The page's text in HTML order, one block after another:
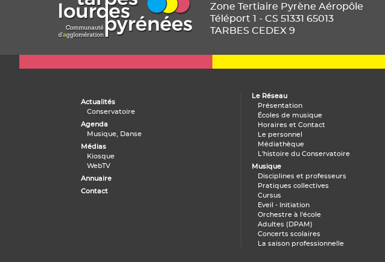
Zone Tertiaire Pyrène Aéropôle
Téléport 1 - CS 51331 65013
TARBES CEDEX 9
Actualités
Conservatoire
Agenda
Musique, Danse
Médias
Kiosque
WebTV
Annuaire
Contact
Le Réseau
Présentation
Écoles de musique
Horaires et Contact
Le personnel
Médiathèque
L'histoire du Conservatoire
Musique
Disciplines et professeurs
Pratiques collectives
Cursus
Eveil - Initiation
Orchestre à l'école
Adultes (DPAM)
Concerts scolaires
La saison professionnelle